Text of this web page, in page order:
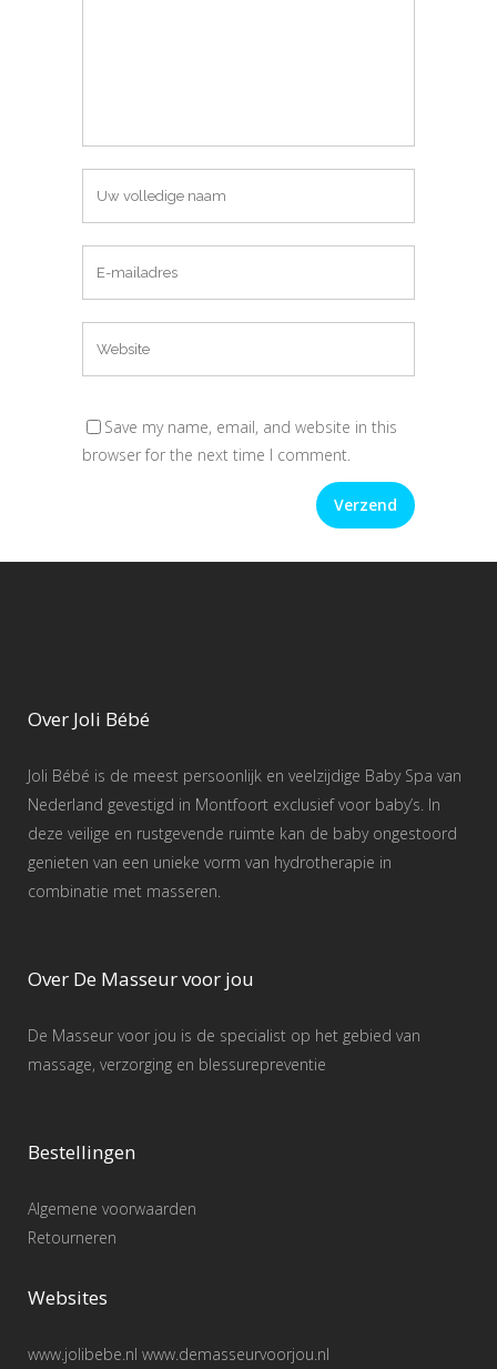
Save my name, email, and website in this
browser for the next time I comment.
Over Joli Bébé
Joli Bébé is de meest persoonlijk en veelzijdige Baby Spa van
Nederland gevestigd in Montfoort exclusief voor baby’s. In
deze veilige en rustgevende ruimte kan de baby ongestoord
genieten van een unieke vorm van hydrotherapie in
combinatie met masseren.
Over De Masseur voor jou
De Masseur voor jou is de specialist op het gebied van
massage, verzorging en blessurepreventie
Bestellingen
Algemene voorwaarden
Retourneren
Websites
www.jolibebe.nl www.demasseurvoorjou.nl